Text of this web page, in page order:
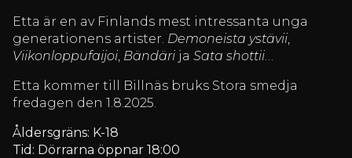
Etta är en av Finlands mest intressanta unga
generationens artister. Demoneista ystävii,
Viikonloppufaijoi, Bändäri ja Sata shottii…
Etta kommer till Billnäs bruks Stora smedja
fredagen den 1.8.2025.
Åldersgräns: K-18
Tid: Dörrarna öppnar 18:00